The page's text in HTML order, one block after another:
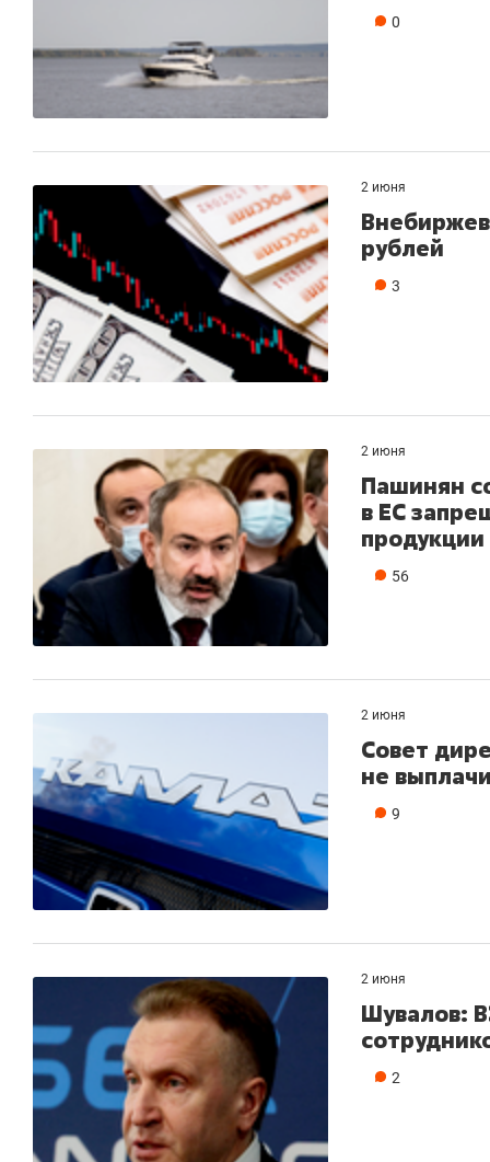
0
2 июня
рублей
3
2 июня
Пашинян
в ЕС
продукции
56
2 июня
Совет
не
9
2 июня
Шувалов:
2